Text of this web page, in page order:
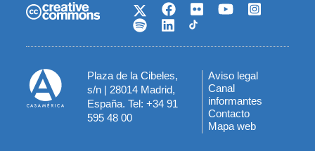
Plaza de la Cibeles,
s/n | 28014 Madrid,
España. Tel: +34 91
595 48 00
Menú
del
pie
Aviso legal
Canal
informantes
Contacto
Mapa web